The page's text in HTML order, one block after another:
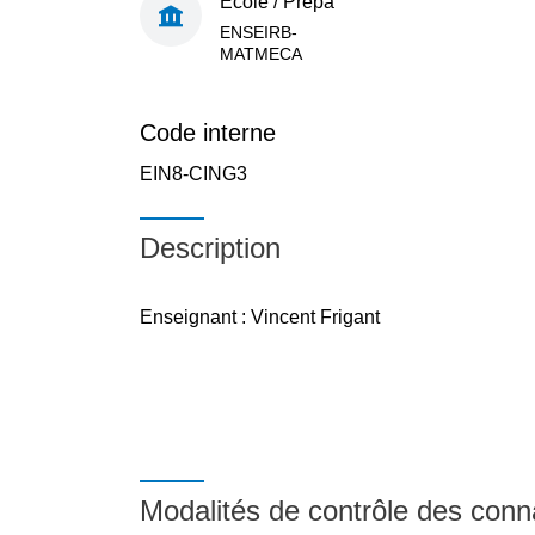
ENSEIRB-
MATMECA
Code interne
EIN8-CING3
Description
Enseignant : Vincent Frigant
Modalités de contrôle des